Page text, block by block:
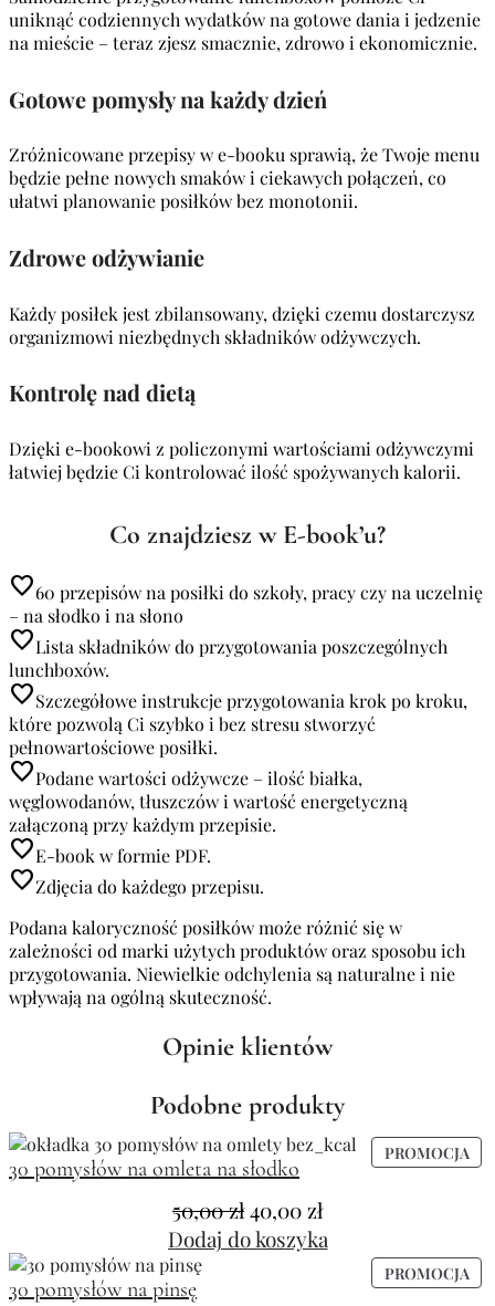
uniknąć codziennych wydatków na gotowe dania i jedzenie
na mieście – teraz zjesz smacznie, zdrowo i ekonomicznie.
Gotowe pomysły na każdy dzień
Zróżnicowane przepisy w e-booku sprawią, że Twoje menu
będzie pełne nowych smaków i ciekawych połączeń, co
ułatwi planowanie posiłków bez monotonii.
Zdrowe odżywianie
Każdy posiłek jest zbilansowany, dzięki czemu dostarczysz
organizmowi niezbędnych składników odżywczych.
Kontrolę nad dietą
Dzięki e-bookowi z policzonymi wartościami odżywczymi
łatwiej będzie Ci kontrolować ilość spożywanych kalorii.
Co znajdziesz w E-book’u?
favorite60 przepisów na posiłki do szkoły, pracy czy na uczelnię
– na słodko i na słono
favoriteLista składników do przygotowania poszczególnych
lunchboxów.
favoriteSzczegółowe instrukcje przygotowania krok po kroku,
które pozwolą Ci szybko i bez stresu stworzyć
pełnowartościowe posiłki.
favoritePodane wartości odżywcze – ilość białka,
węglowodanów, tłuszczów i wartość energetyczną
załączoną przy każdym przepisie.
favoriteE-book w formie PDF.
favoriteZdjęcia do każdego przepisu.
Podana kaloryczność posiłków może różnić się w
zależności od marki użytych produktów oraz sposobu ich
przygotowania. Niewielkie odchylenia są naturalne i nie
wpływają na ogólną skuteczność.
Opinie klientów
Podobne produkty
PROMOCJA
30 pomysłów na omleta na słodko
50,00zł40,00 zł
Dodaj do koszyka
PROMOCJA
30 pomysłów na pinsę